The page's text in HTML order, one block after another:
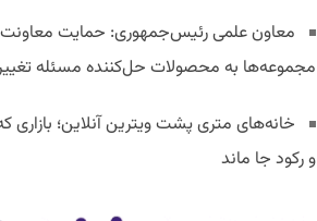
معاون علمی رئیس‌جمهوری: حمایت معاونت
مجموعه‌ها به محصولات حل‌کننده مسئله
خانه‌های متری پشت ویترین آنلاین؛ بازاری
و رکود جا ماند